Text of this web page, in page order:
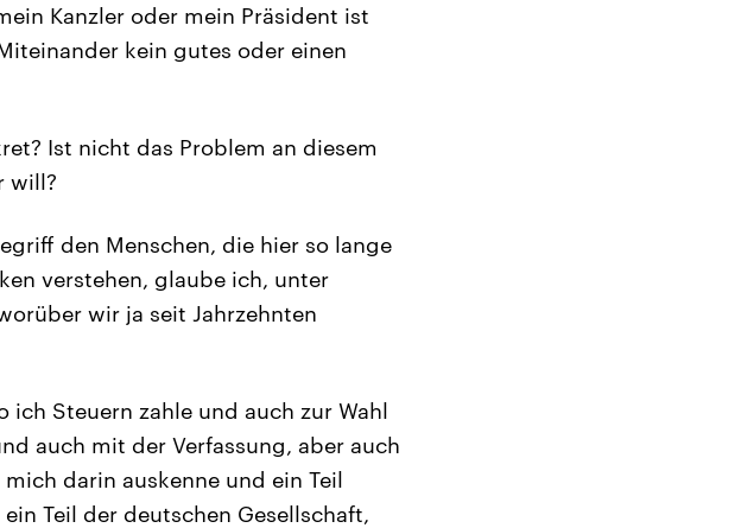
Kanzler oder mein Präsident ist
kein gutes oder einen
Ist nicht das Problem an diesem
will?
den Menschen, die hier so lange
verstehen, glaube ich, unter
wir ja seit Jahrzehnten
Steuern zahle und auch zur Wahl
auch mit der Verfassung, aber auch
darin auskenne und ein Teil
Teil der deutschen Gesellschaft,